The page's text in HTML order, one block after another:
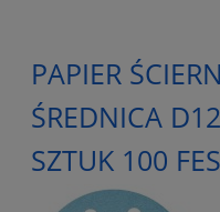
PAPIER
ŚREDNICA
SZTUK 100